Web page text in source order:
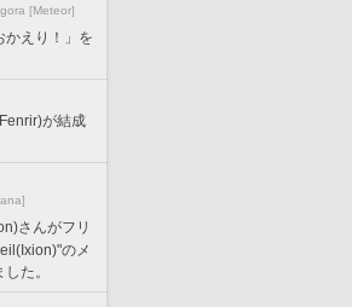
[Meteor]
かえり！」を
が結成
さんがフリ
のメ
た。